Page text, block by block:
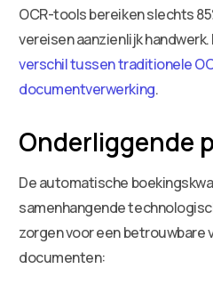
OCR-tools bereiken slechts
vereisen aanzienlijk
verschil tussen traditionele
documentverwerking.
Onderliggende
De automatische
samenhangende
zorgen voor een betrouwbare
documenten: